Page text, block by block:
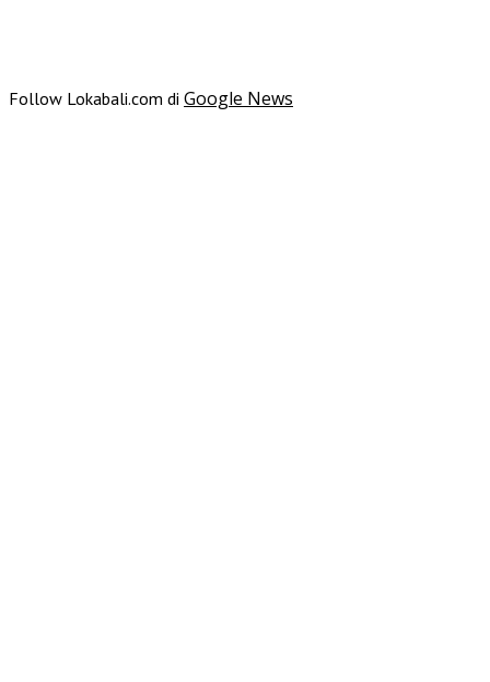
Follow Lokabali.com di Google News